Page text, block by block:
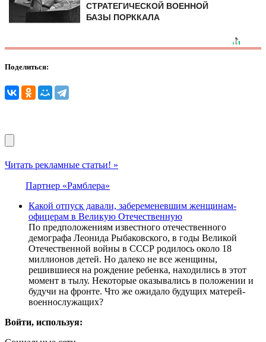
СТРАТЕГИЧЕСКОЙ ВОЕННОЙ
БАЗЫ ПОРККАЛА
Поделиться:
Читать рекламные статьи! »
Партнер «Рамблера»
Какой отпуск давали, забеременевшим женщинам-
офицерам в Великую Отечественную
По предположениям известного отечественного
демографа Леонида Рыбаковского, в годы Великой
Отечественной войны в СССР родилось около 18
миллионов детей. Но далеко не все женщины,
решившиеся на рождение ребенка, находились в этот
момент в тылу. Некоторые оказывались в положении и
будучи на фронте. Что же ожидало будущих матерей-
военнослужащих?
Войти, используя: